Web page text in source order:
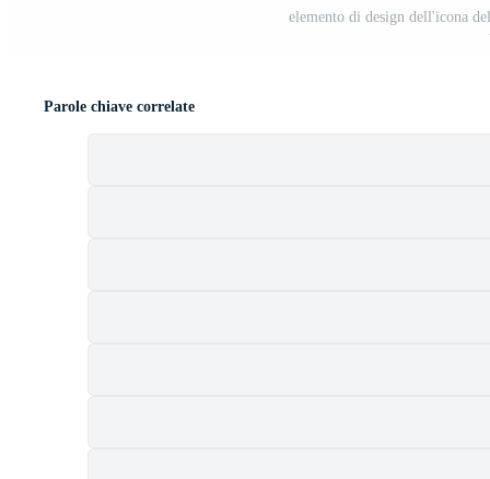
elemento di design dell'icona
Parole chiave correlate